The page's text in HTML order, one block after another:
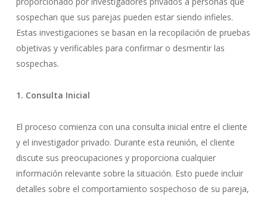
sospechan que sus parejas pueden estar siendo infieles.
Estas investigaciones se basan en la recopilación de pruebas
objetivas y verificables para confirmar o desmentir las
sospechas.
1. Consulta Inicial
El proceso comienza con una consulta inicial entre el cliente
y el investigador privado. Durante esta reunión, el cliente
discute sus preocupaciones y proporciona cualquier
información relevante sobre la situación. Esto puede incluir
detalles sobre el comportamiento sospechoso de su pareja,